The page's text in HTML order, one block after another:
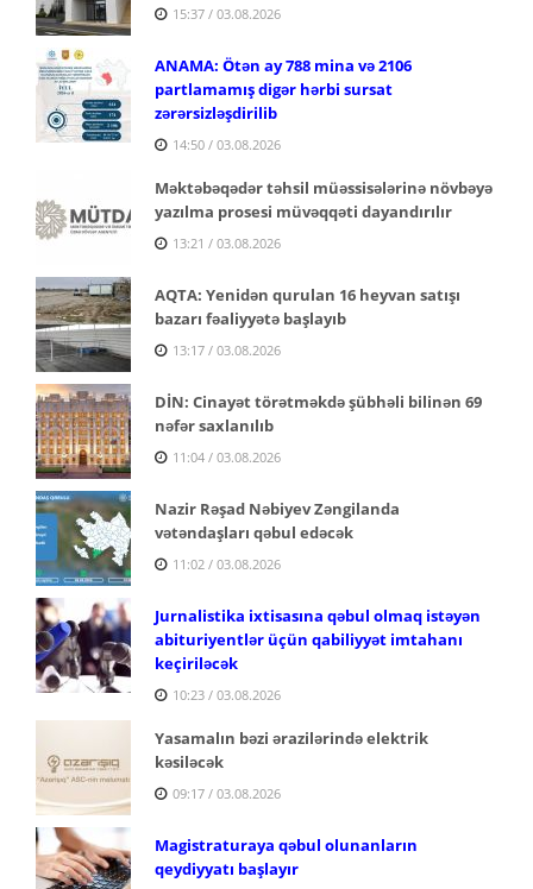
15:37 / 03.08.2026
ANAMA: Ötən ay 788 mina və 2106
partlamamış digər hərbi sursat
zərərsizləşdirilib
14:50 / 03.08.2026
Məktəbəqədər təhsil müəssisələrinə növbəyə
yazılma prosesi müvəqqəti dayandırılır
13:21 / 03.08.2026
AQTA: Yenidən qurulan 16 heyvan satışı
bazarı fəaliyyətə başlayıb
13:17 / 03.08.2026
DİN: Cinayət törətməkdə şübhəli bilinən 69
nəfər saxlanılıb
11:04 / 03.08.2026
Nazir Rəşad Nəbiyev Zəngilanda
vətəndaşları qəbul edəcək
11:02 / 03.08.2026
Jurnalistika ixtisasına qəbul olmaq istəyən
abituriyentlər üçün qabiliyyət imtahanı
keçiriləcək
10:23 / 03.08.2026
Yasamalın bəzi ərazilərində elektrik
kəsiləcək
09:17 / 03.08.2026
Magistraturaya qəbul olunanların
qeydiyyatı başlayır